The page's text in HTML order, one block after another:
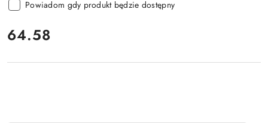
Powiadom gdy produkt będzie dostępny
cena:
64.58